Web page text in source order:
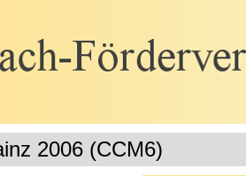
2006 (CCM6)